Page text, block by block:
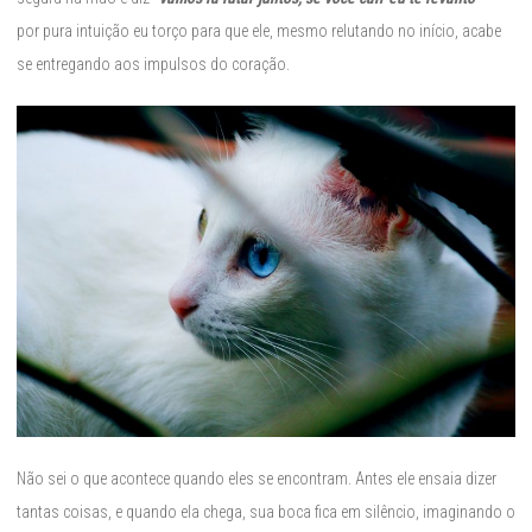
por pura intuição eu torço para que ele, mesmo relutando no início, acabe
se entregando aos impulsos do coração.
Não sei o que acontece quando eles se encontram. Antes ele ensaia dizer
tantas coisas, e quando ela chega, sua boca fica em silêncio, imaginando o